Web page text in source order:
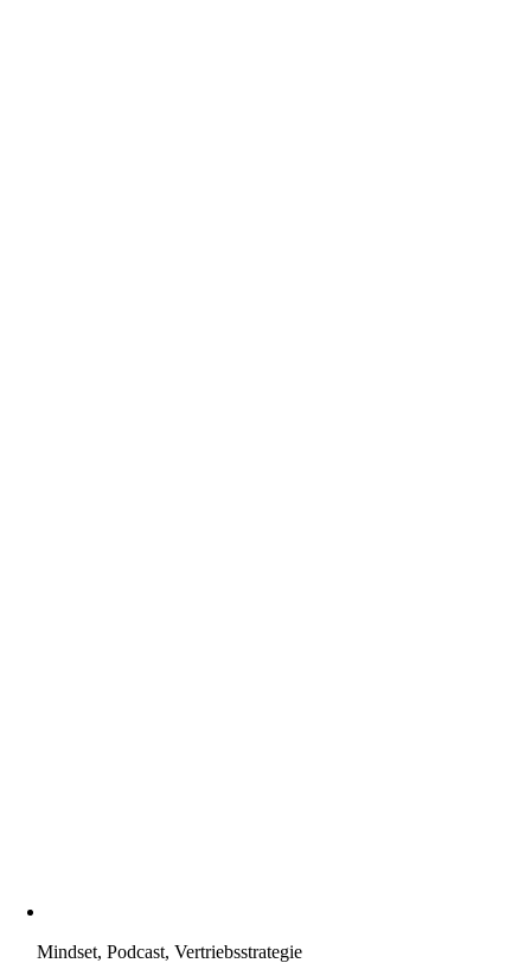
Mindset, Podcast, Vertriebsstrategie